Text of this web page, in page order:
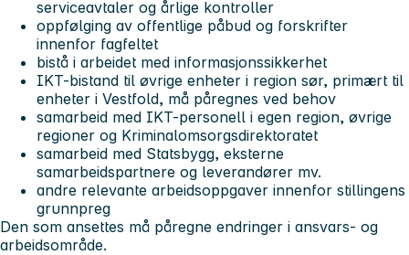
serviceavtaler og årlige kontroller
oppfølging av offentlige påbud og forskrifter
innenfor fagfeltet
bistå i arbeidet med informasjonssikkerhet
IKT-bistand til øvrige enheter i region sør, primært til
enheter i Vestfold, må påregnes ved behov
samarbeid med IKT-personell i egen region, øvrige
regioner og Kriminalomsorgsdirektoratet
samarbeid med Statsbygg, eksterne
samarbeidspartnere og leverandører mv.
andre relevante arbeidsoppgaver innenfor stillingens
grunnpreg
Den som ansettes må påregne endringer i ansvars- og
arbeidsområde.